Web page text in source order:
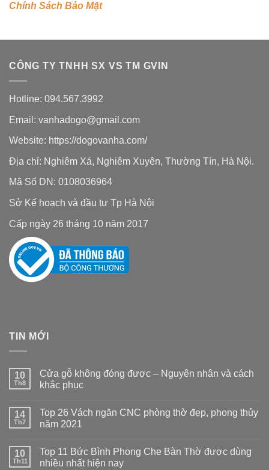
Chính Sách Bảo Mật
CÔNG TY TNHH SX VS TM GVIN
Hotline: 094.567.3992
Email: vanhadogo@gmail.com
Website: https://dogovanha.com/
Địa chỉ: Nghiêm Xá, Nghiêm Xuyên, Thường Tín, Hà Nội.
Mã Số DN: 0108036964
Sở Kế hoạch và đầu tư Tp Hà Nội
Cấp ngày 26 tháng 10 năm 2017
TIN MỚI
10
Th8
Cửa gỗ không đóng được – Nguyên nhân và cách
khắc phục
bình
luận
ở
không
đóng
được
14
Th7
Top 26 Vách ngăn CNC phòng thờ đẹp, phong thủy
năm 2021
bình
luận
ở
10
Th11
Top 11 Bức Bình Phong Che Bàn Thờ được dùng
nhiều nhất hiện nay